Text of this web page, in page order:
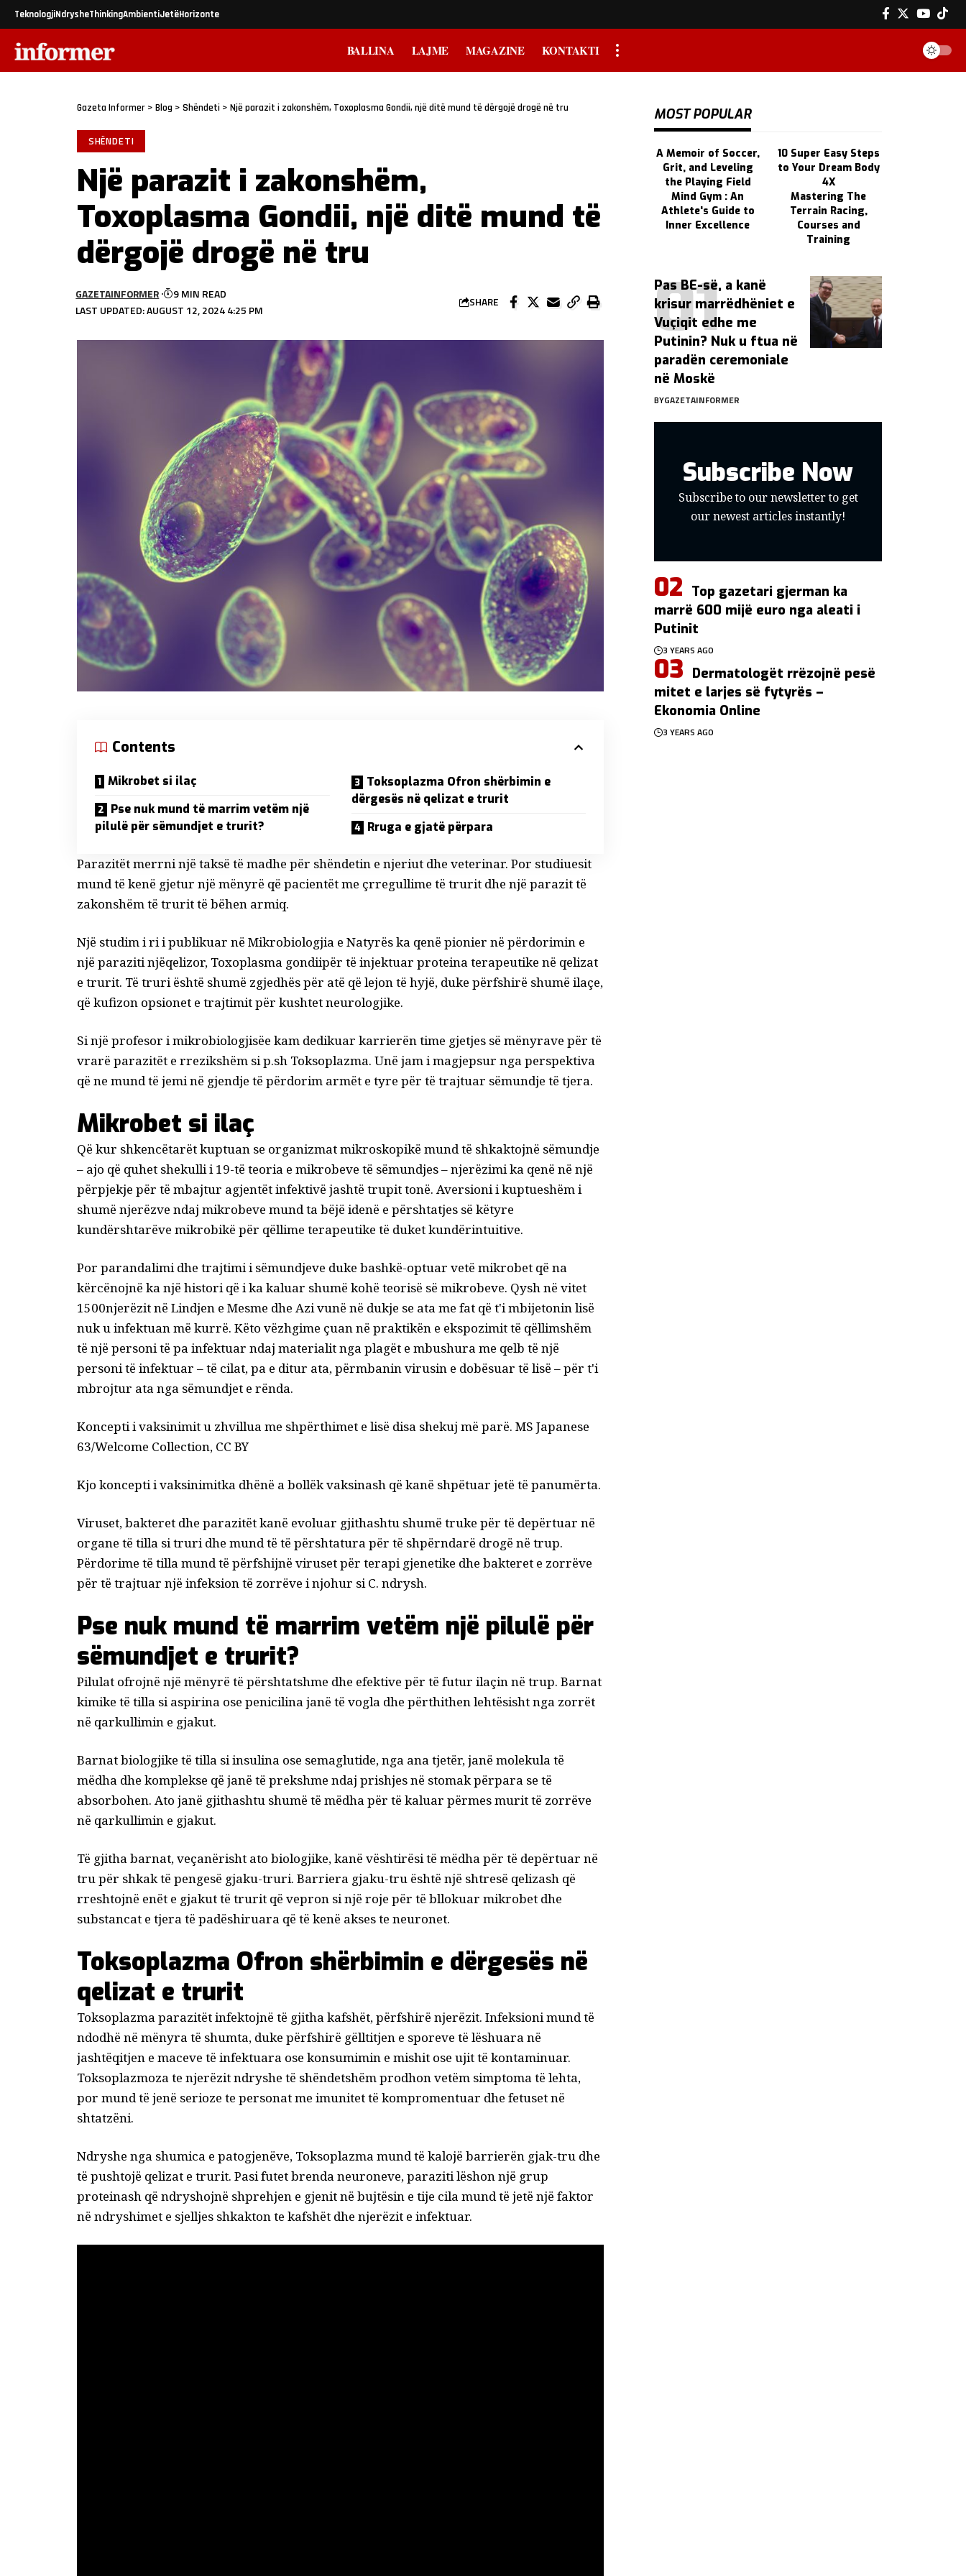
TeknologjiNdrysheThinkingAmbientiJetëHorizonte
BALLINA LAJME MAGAZINE KONTAKTI
Gazeta Informer > Blog > Shëndeti > Një parazit i zakonshëm, Toxoplasma Gondii, një ditë mund të dërgojë drogë në tru
SHËNDETI
Një parazit i zakonshëm,
Toxoplasma Gondii, një ditë mund të
dërgojë drogë në tru
LAST UPDATED: AUGUST 12, 2024 4:25 PM
GAZETAINFORMER 9 MIN READ
SHARE
Contents
Mikrobet si ilaç
Pse nuk mund të marrim vetëm një
pilulë për sëmundjet e trurit?
Toksoplazma Ofron shërbimin e
dërgesës në qelizat e trurit
Rruga e gjatë përpara
Parazitëtmerrni një taksë të madhe për shëndetin e njeriut dhe veterinar. Por studiuesit
mund të kenë gjetur një mënyrë që pacientët me çrregullime të trurit dhe një parazit të
zakonshëm të trurit të bëhen armiq.
Një studim i ri i publikuar në Mikrobiologjia e Natyrëska qenë pionier në përdorimin e
një paraziti njëqelizor, Toxoplasma gondiipër të injektuar proteina terapeutike në qelizat
e trurit. Të truri është shumë zgjedhëspër atë që lejon të hyjë, duke përfshirë shumë ilaçe,
që kufizon opsionet e trajtimit për kushtet neurologjike.
Si një profesor i mikrobiologjisëe kam dedikuar karrierën time gjetjes së mënyrave për të
vrarë parazitët e rrezikshëm si p.sh Toksoplazma. Unë jam i magjepsur nga perspektiva
që ne mund të jemi në gjendje të përdorim armët e tyre për të trajtuar sëmundje të tjera.
Mikrobet si ilaç
Që kur shkencëtarët kuptuan se organizmat mikroskopikë mund të shkaktojnë sëmundje
– ajo që quhet shekulli i 19-të teoria e mikrobeve të sëmundjes– njerëzimi ka qenë në një
përpjekje për të mbajtur agjentët infektivë jashtë trupit tonë. Aversioni i kuptueshëm i
shumë njerëzve ndaj mikrobeve mund ta bëjë idenë e përshtatjes së këtyre
kundërshtarëve mikrobikë për qëllime terapeutike të duket kundërintuitive.
Por parandalimi dhe trajtimi i sëmundjeve duke bashkë-optuar vetë mikrobet që na
kërcënojnë ka një histori që i ka kaluar shumë kohë teorisë së mikrobeve. Qysh në vitet
1500njerëzit në Lindjen e Mesme dhe Azi vunë në dukje se ata me fat që t'i mbijetonin lisë
nuk u infektuan më kurrë. Këto vëzhgime çuan në praktikën e ekspozimit të qëllimshëm
të një personi të pa infektuar ndaj materialit nga plagët e mbushura me qelb të një
personi të infektuar – të cilat, pa e ditur ata, përmbanin virusin e dobësuar të lisë – për t'i
mbrojtur ata nga sëmundjet e rënda.
Koncepti i vaksinimit u zhvillua me shpërthimet e lisë disa shekuj më parë. MS Japanese
63/Welcome Collection, CC BY
Kjo koncepti i vaksinimitka dhënë abollëk vaksinash që kanë shpëtuar jetë të panumërta.
Viruset, bakteret dhe parazitët kanë evoluar gjithashtu shumë truke për të depërtuar në
organe të tilla si truri dhe mund të të përshtatura për të shpërndarë drogë në trup.
Përdorime të tilla mund të përfshijnë viruset për terapi gjenetike dhe bakteret e zorrëve
për të trajtuar një infeksion të zorrëve i njohur siC. ndrysh.
Pse nuk mund të marrim vetëm një pilulë për
sëmundjet e trurit?
Pilulat ofrojnë një mënyrë të përshtatshme dhe efektive për të futur ilaçin në trup. Barnat
kimike të tilla si aspirina ose penicilina janë të vogla dhe përthithen lehtësisht nga zorrët
në qarkullimin e gjakut.
Barnat biologjike të tilla si insulina ose semaglutide, nga ana tjetër, janë molekula të
mëdha dhe komplekse që janë të prekshme ndaj prishjes në stomak përpara se të
absorbohen. Ato janë gjithashtu shumë të mëdha për të kaluar përmes murit të zorrëve
në qarkullimin e gjakut.
Të gjitha barnat, veçanërisht ato biologjike, kanë vështirësi të mëdha për të depërtuar në
tru për shkak të pengesë gjaku-truri. Barriera gjaku-tru është një shtresë qelizash që
rreshtojnë enët e gjakut të trurit që vepron si një roje për të bllokuar mikrobet dhe
substancat e tjera të padëshiruara që të kenë akses te neuronet.
Toksoplazma Ofron shërbimin e dërgesës në
qelizat e trurit
Toksoplazmaparazitëtinfektojnë të gjitha kafshët, përfshirë njerëzit. Infeksioni mund të
ndodhë në mënyra të shumta, duke përfshirë gëlltitjen e sporeve të lëshuara në
jashtëqitjen e maceve të infektuara ose konsumimin e mishit ose ujit të kontaminuar.
Toksoplazmozate njerëzit ndryshe të shëndetshëm prodhon vetëm simptoma të lehta,
por mund të jenë serioze te personat me imunitet të kompromentuar dhe fetuset në
shtatzëni.
Ndryshe nga shumica e patogjenëve, Toksoplazmamund të kalojë barrierën gjak-tru dhe
të pushtojë qelizat e trurit. Pasi futet brenda neuroneve, paraziti lëshon një grup
proteinash që ndryshojnë shprehjen e gjenit në bujtësin e tije cila mund të jetë një faktor
në ndryshimet e sjelljes shkakton te kafshët dhe njerëzit e infektuar.
MOST POPULAR
A Memoir of Soccer,
Grit, and Leveling
the Playing Field
10 Super Easy Steps
to Your Dream Body
4X
Mind Gym : An
Athlete's Guide to
Inner Excellence
Mastering The
Terrain Racing,
Courses and
Training
Pas BE-së, a kanë
krisur marrëdhëniet e
Vuçiqit edhe me
Putinin? Nuk u ftua në
paradën ceremoniale
në Moskë
BYGAZETAINFORMER
Subscribe Now
Subscribe to our newsletter to get
our newest articles instantly!
Top gazetari gjerman ka
marrë 600 mijë euro nga aleati i
Putinit
3 YEARS AGO
Dermatologët rrëzojnë pesë
mitet e larjes së fytyrës –
Ekonomia Online
3 YEARS AGO